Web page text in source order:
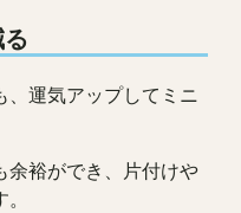
、運気アップしてミニ
余裕ができ、片付けや